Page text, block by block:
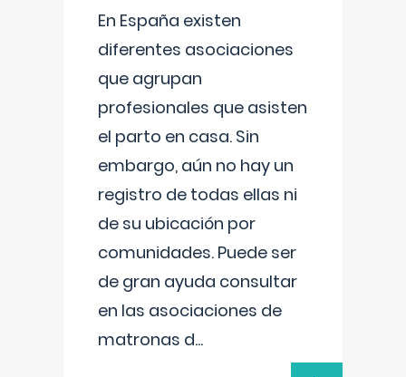
En España existen
diferentes asociaciones
que agrupan
profesionales que asisten
el parto en casa. Sin
embargo, aún no hay un
registro de todas ellas ni
de su ubicación por
comunidades. Puede ser
de gran ayuda consultar
en las asociaciones de
matronas d...